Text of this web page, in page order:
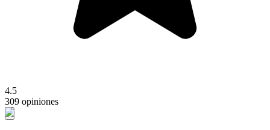
4.5
309 opiniones